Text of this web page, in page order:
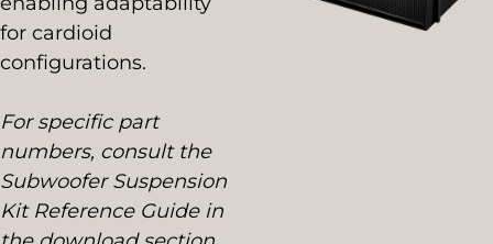
for cardioid
configurations.
For specific part
numbers, consult the
Subwoofer Suspension
Kit Reference Guide in